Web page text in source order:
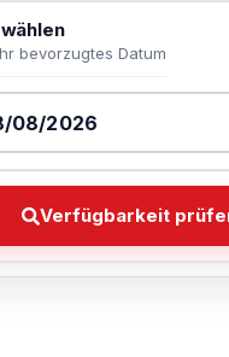
bevorzugtes Datum
Verfügbarkeit
prüfen Wählen Sie